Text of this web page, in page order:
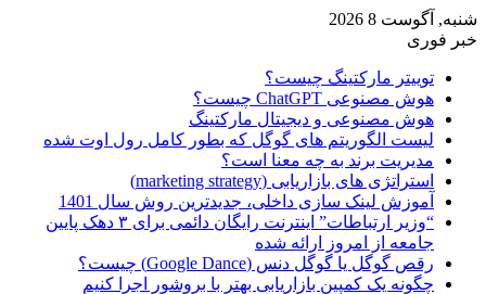
شنبه, آگوست 8 2026
خبر فوری
توییتر مارکتینگ چیست؟
هوش مصنوعی ChatGPT چیست؟
هوش مصنوعی و دیجیتال مارکتینگ
لیست الگوریتم های گوگل که بطور کامل رول اوت شده
مدیریت برند به چه معنا است؟
استراتژی های بازاریابی (marketing strategy)
آموزش لینک سازی داخلی، جدیدترین روش سال 1401
“وزیر ارتباطات” اینترنت رایگان دائمی برای ۳ دهک پایین
جامعه از امروز ارائه شده
رقص گوگل یا گوگل دنس (Google Dance) چیست؟
چگونه یک کمپین بازاریابی بهتر با بروشور اجرا کنیم